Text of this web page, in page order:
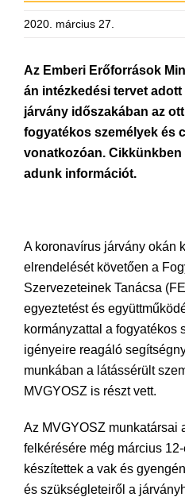
2020. március 27.
Az Emberi Erőforrások
án intézkedési tervet
járvány időszakában az
fogyatékos személyek és
vonatkozóan. Cikkünkben
adunk információt.
A koronavírus járvány okán
elrendelését követően a
Szervezeteinek Tanácsa
egyeztetést és
kormányzattal a fogyatékos
igényeire reagáló
munkában a látássérült
MVGYOSZ is részt vett.
Az MVGYOSZ munkatársai
felkérésére még március
készítettek a vak és
és szükségleteiről a